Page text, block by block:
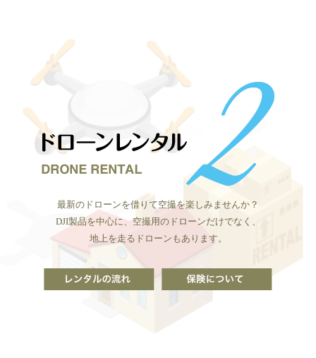
最新のドローンを借りて空撮を楽しみませんか？
DJI製品を中心に、空撮用のドローンだけでなく、
地上を走るドローンもあります。